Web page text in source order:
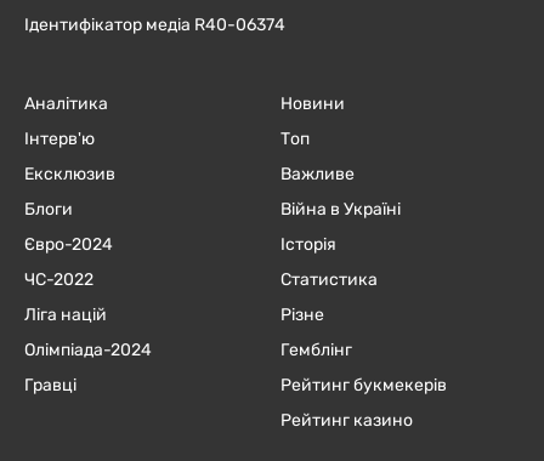
Ідентифікатор медіа R40-06374
Аналітика
Інтерв'ю
Ексклюзив
Блоги
Євро-2024
ЧC-2022
Ліга націй
Олімпіада-2024
Гравці
Новини
Топ
Важливе
Війна в Україні
Історія
Статистика
Різне
Гемблінг
Рейтинг букмекерів
Рейтинг казино